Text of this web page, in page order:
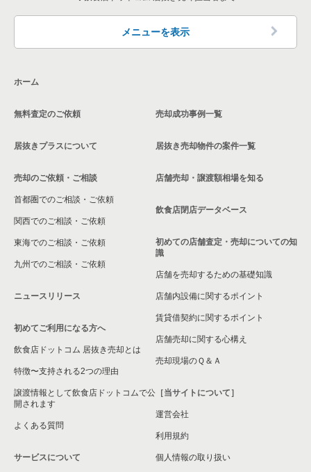
我孫子市の飲食店の居抜き売却物件の案件一覧
千葉市稲毛区の飲食店の居抜き売却物件の案件一覧
流山市の飲食店の居抜き売却物件の案件一覧
千葉市緑区の飲食店の居抜き売却物件の案件一覧
白井市の飲食店の居抜き売却物件の案件一覧
千葉県のその他の居抜き売却物件の案件一覧
メニューを表示
ホーム
無料査定のご依頼
居抜きプラスについて
売却のご依頼・ご相談
首都圏でのご相談・ご依頼
関西でのご相談・ご依頼
東海でのご相談・ご依頼
九州でのご相談・ご依頼
ニュースリリース
初めてご利用になる方へ
飲食店ドットコム 居抜き売却とは
特徴〜支持される2つの理由
譲渡情報として飲食店ドットコムで公
開されます
よくある質問
サービスについて
売却成功事例一覧
居抜き売却物件の案件一覧
店舗売却・譲渡額相場を知る
飲食店閉店データベース
初めての店舗査定・売却についての知
識
店舗を売却するための基礎知識
店舗内設備に関するポイント
賃貸借契約に関するポイント
店舗売却に関する心構え
売却現場のＱ＆Ａ
［当サイトについて］
運営会社
利用規約
個人情報の取り扱い